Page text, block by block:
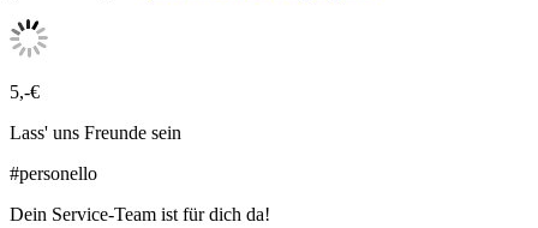
5,-€
Lass' uns Freunde sein
#personello
Dein Service-Team ist für dich da!